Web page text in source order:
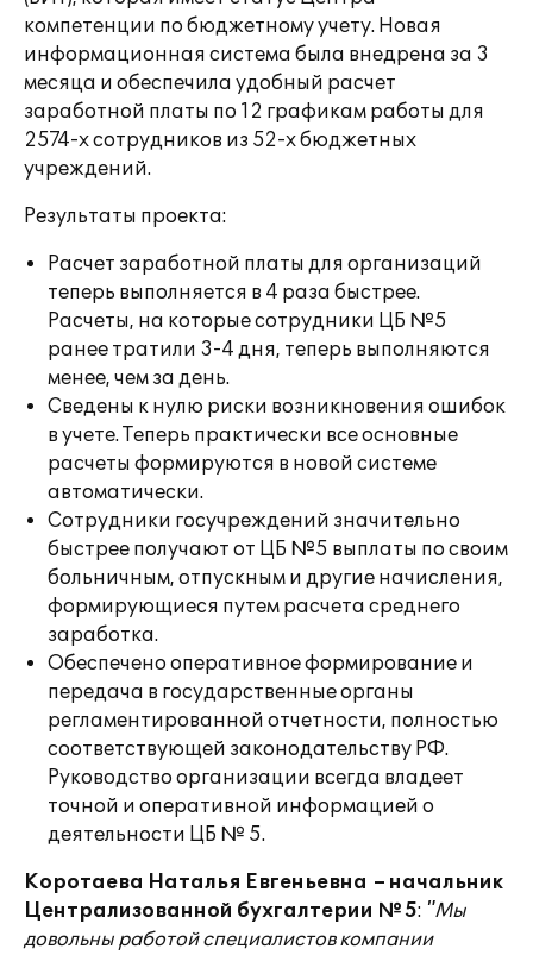
компетенции по бюджетному учету. Новая
информационная система была внедрена за 3
месяца и обеспечила удобный расчет
заработной платы по 12 графикам работы для
2574-х сотрудников из 52-х бюджетных
учреждений.
Результаты проекта:
Расчет заработной платы для организаций
теперь выполняется в 4 раза быстрее.
Расчеты, на которые сотрудники ЦБ №5
ранее тратили 3-4 дня, теперь выполняются
менее, чем за день.
Сведены к нулю риски возникновения ошибок
в учете. Теперь практически все основные
расчеты формируются в новой системе
автоматически.
Сотрудники госучреждений значительно
быстрее получают от ЦБ №5 выплаты по своим
больничным, отпускным и другие начисления,
формирующиеся путем расчета среднего
заработка.
Обеспечено оперативное формирование и
передача в государственные органы
регламентированной отчетности, полностью
соответствующей законодательству РФ.
Руководство организации всегда владеет
точной и оперативной информацией о
деятельности ЦБ № 5.
Коротаева Наталья Евгеньевна – начальник
Централизованной бухгалтерии №5: "Мы
довольны работой специалистов компании